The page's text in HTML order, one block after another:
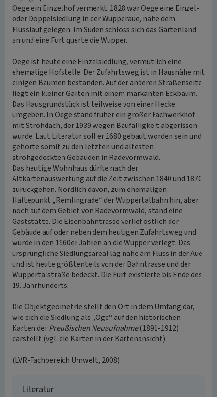
Oege ein Einzelhof vermerkt. 1828 war Oege eine Einzel-
oder Doppelsiedlung in der Wupperaue, nahe dem
Flusslauf gelegen. Im Süden schloss sich das Gartenland
an und eine Furt querte die Wupper.
Oege ist heute eine Einzelsiedlung, vermutlich eine
ehemalige Hofstelle. Der Zufahrtsweg ist in Hausnähe mit
einigen Bäumen bestanden. Auf der anderen Straßenseite
liegt ein kleiner Garten mit einem markanten Eckbaum.
Das Hausgrundstück ist teilweise von einer Hecke
umgeben. In Oege stand früher ein großer Fachwerkhof
mit Strohdach, der 1939 wegen Baufälligkeit abgerissen
wurde. Laut Literatur soll er 1680 gebaut worden sein und
gehörte somit zu den letzten und ältesten
strohgedeckten Gebäuden in Radevormwald.
Das heutige Wohnhaus dürfte nach der
Altkartenauswertung auf die Zeit zwischen 1840 und 1870
zurückgehen. Nördlich davon, zum ehemaligen
Haltepunkt „Remlingrade“ der Wuppertalbahn hin, aber
noch auf dem Gebiet von Radevormwald, stand eine
Gaststätte. Die Eisenbahntrasse verlief östlich der
Gebäude auf oder neben dem heutigen Zufahrtsweg und
wurde in den 1960er Jahren an die Wupper verlegt. Das
ursprüngliche Siedlungsareal lag nahe am Fluss in der Aue
und ist heute größtenteils von der Bahntrasse und der
Wuppertalstraße bedeckt. Die Furt existierte bis Ende des
19. Jahrhunderts.
Die Objektgeometrie stellt den Ort in dem Umfang dar,
wie sich die Siedlung als „Öge“ auf den historischen
Karten derPreußischen Neuaufnahme(1891-1912)
darstellt (vgl. die Karten in der Kartenansicht).
(LVR-Fachbereich Umwelt, 2008)
Literatur